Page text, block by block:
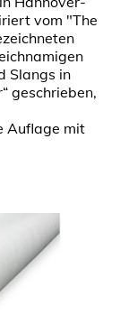
vom "The
Slangs in
geschrieben,
Auflage mit